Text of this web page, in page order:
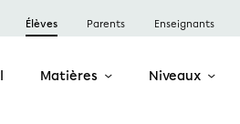
Élèves Parents Enseignants
Matières Niveaux